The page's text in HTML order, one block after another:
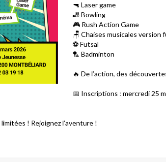
🔫 Laser game
🎳 Bowling
🎮 Rush Action Game
🪑 Chaises musicales version
⚽ Futsal
🏸 Badminton
🔥 De l’action, des
📅 Inscriptions : mercredi 25
! Rejoignez l’aventure !